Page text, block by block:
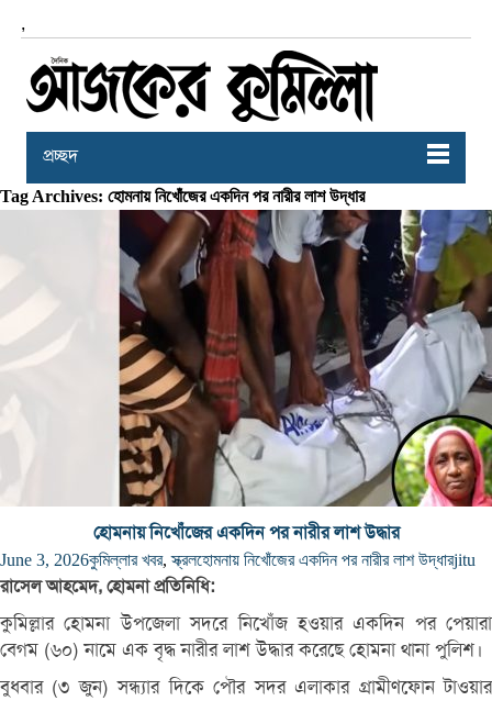
,
প্রচ্ছদ
Tag Archives: হোমনায় নিখোঁজের একদিন পর নারীর লাশ উদ্ধার
হোমনায় নিখোঁজের একদিন পর নারীর লাশ উদ্ধার
June 3, 2026কুমিল্লার খবর,স্ক্রলহোমনায় নিখোঁজের একদিন পর নারীর লাশ উদ্ধারjitu
রাসেল আহমেদ, হোমনা প্রতিনিধি:
কুমিল্লার হোমনা উপজেলা সদরে নিখোঁজ হওয়ার একদিন পর পেয়ারা
বেগম (৬০) নামে এক বৃদ্ধ নারীর লাশ উদ্ধার করেছে হোমনা থানা পুলিশ।
বুধবার (৩ জুন) সন্ধ্যার দিকে পৌর সদর এলাকার গ্রামীণফোন টাওয়ার